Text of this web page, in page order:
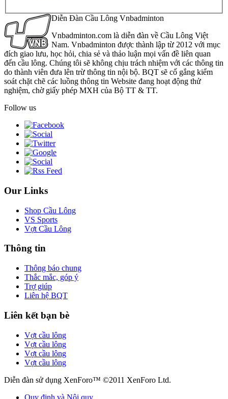
Diễn Đàn Cầu Lông Vnbadminton
Vnbadminton.com là diễn đàn về Cầu Lông Việt
Nam. Vnbadminton được thành lập từ 2012 với mục
đích giao lưu, học hỏi, chia sẻ và thảo luận mọi vấn đề liên quan
đến cầu lông. Chúng tôi sẽ không chịu trách nhiệm với các thông tin
do thành viên đưa lên trừ thông tin nội bộ. BQT sẽ cố gắng kiểm
soát chặt chẽ các luồng thông tin Website đang hoạt động thử
nghiệm, chờ giấy phép MXH của Bộ TT & TT.
Follow us
Our Links
Shop Cầu Lông
VS Sports
Vợt Cầu Lông
Thông tin
Thông báo chung
Thắc mắc, góp ý
Trợ giúp
Liên hệ BQT
Liên kết bạn bè
Vợt cầu lông
Vợt cầu lông
Vợt cầu lông
Vợt cầu lông
Diễn đàn sử dụng XenForo™ ©2011 XenForo Ltd.
Quy định và Nội quy